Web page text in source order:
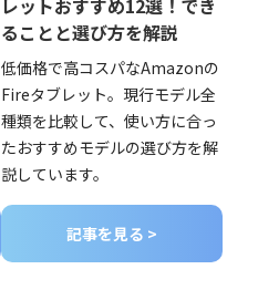
レットおすすめ12選！でき
ることと選び方を解説
低価格で高コスパなAmazonの
Fireタブレット。現行モデル全
種類を比較して、使い方に合っ
たおすすめモデルの選び方を解
説しています。
記事を見る >